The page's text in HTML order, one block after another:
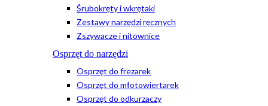
Śrubokręty i wkrętaki
Zestawy narzędzi ręcznych
Zszywacze i nitownice
Osprzęt do narzędzi
Osprzęt do frezarek
Osprzęt do młotowiertarek
Osprzęt do odkurzaczy